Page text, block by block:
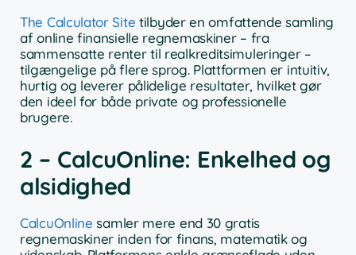
The Calculator Site tilbyder en omfattende samling
af online finansielle regnemaskiner – fra
sammensatte renter til realkreditsimuleringer –
tilgængelige på flere sprog. Plattformen er intuitiv,
hurtig og leverer pålidelige resultater, hvilket gør
den ideel for både private og professionelle
brugere.
2 – CalcuOnline: Enkelhed og
alsidighed
CalcuOnline samler mere end 30 gratis
regnemaskiner inden for finans, matematik og